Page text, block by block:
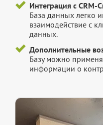
Интеграция с CRM-
База данных легко
взаимодействие с
данных.
Дополнительные
Базу можно
информации о